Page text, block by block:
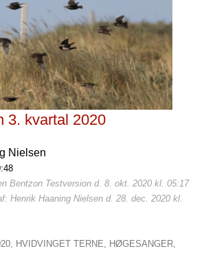
3. kvartal 2020
Nielsen
Bentzon Testversion d. 8. okt. 2020 kl. 05:17
Henrik Haaning Nielsen d. 28. dec. 2020 kl.
HVIDVINGET TERNE, HØGESANGER,